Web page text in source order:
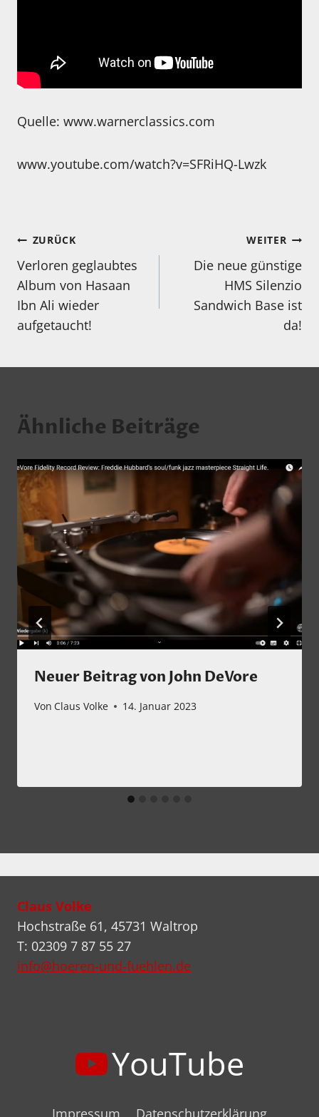
Quelle: www.warnerclassics.com
www.youtube.com/watch?v=SFRiHQ-Lwzk
Beitragsnavigation
ZURÜCK
Verloren geglaubtes
Album von Hasaan
Ibn Ali wieder
aufgetaucht!
WEITER
Die neue günstige
HMS Silenzio
Sandwich Base ist
da!
Ähnliche Beiträge
Neuer Beitrag von John DeVore
Von Claus Volke 14. Januar 2023
Claus Volke
Hochstraße 61, 45731 Waltrop
T: 02309 7 87 55 27
info@hoeren-und-fuehlen.de
YouTube
Impressum Datenschutzerklärung